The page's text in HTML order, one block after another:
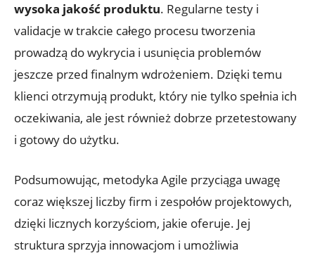
wysoka jakość produktu. Regularne testy i
validacje w trakcie całego procesu tworzenia
prowadzą do wykrycia i usunięcia problemów
jeszcze przed finalnym wdrożeniem. Dzięki temu
klienci otrzymują produkt, który nie tylko spełnia ich
oczekiwania, ale jest również dobrze przetestowany
i gotowy do użytku.
Podsumowując, metodyka Agile przyciąga uwagę
coraz większej liczby firm i zespołów projektowych,
dzięki licznych korzyściom, jakie oferuje. Jej
struktura sprzyja innowacjom i umożliwia